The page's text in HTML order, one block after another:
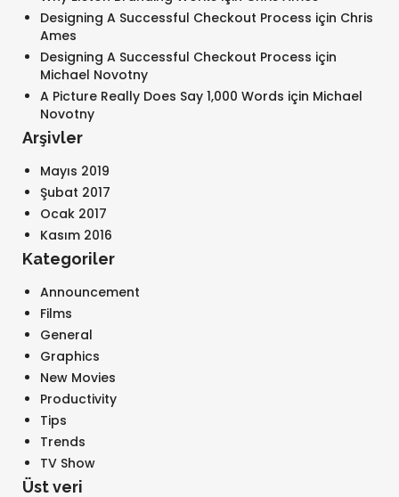
Designing A Successful Checkout Process için Chris
Ames
Designing A Successful Checkout Process için
Michael Novotny
A Picture Really Does Say 1,000 Words için Michael
Novotny
Arşivler
Mayıs 2019
Şubat 2017
Ocak 2017
Kasım 2016
Kategoriler
Announcement
Films
General
Graphics
New Movies
Productivity
Tips
Trends
TV Show
Üst veri